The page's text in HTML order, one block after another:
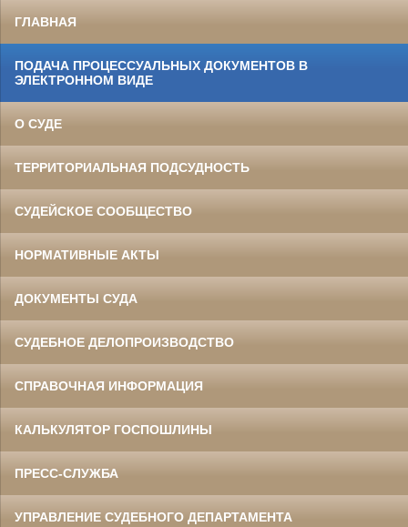
ГЛАВНАЯ
ПОДАЧА ПРОЦЕССУАЛЬНЫХ ДОКУМЕНТОВ В
ЭЛЕКТРОННОМ ВИДЕ
О СУДЕ
ТЕРРИТОРИАЛЬНАЯ ПОДСУДНОСТЬ
СУДЕЙСКОЕ СООБЩЕСТВО
НОРМАТИВНЫЕ АКТЫ
ДОКУМЕНТЫ СУДА
СУДЕБНОЕ ДЕЛОПРОИЗВОДСТВО
СПРАВОЧНАЯ ИНФОРМАЦИЯ
КАЛЬКУЛЯТОР ГОСПОШЛИНЫ
ПРЕСС-СЛУЖБА
УПРАВЛЕНИЕ СУДЕБНОГО ДЕПАРТАМЕНТА